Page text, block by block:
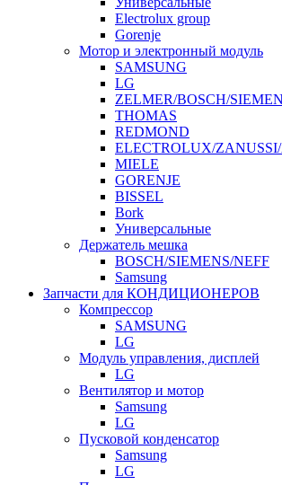
Electrolux group
Gorenje
Мотор и электронный модуль
SAMSUNG
LG
ZELMER/BOSCH/
THOMAS
REDMOND
ELECTROLUX/
MIELE
GORENJE
BISSEL
Bork
Универсальные
Держатель мешка
BOSCH/SIEMENS/NEFF
Samsung
Запчасти для КОНДИЦИОНЕРОВ
Компрессор
SAMSUNG
LG
Модуль управления, дисплей
LG
Вентилятор и мотор
Samsung
LG
Пусковой конденсатор
Samsung
LG